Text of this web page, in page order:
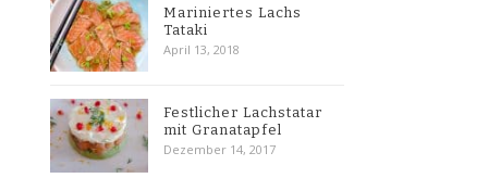
Mariniertes Lachs
Tataki
April 13, 2018
Festlicher Lachstatar
mit Granatapfel
Dezember 14, 2017